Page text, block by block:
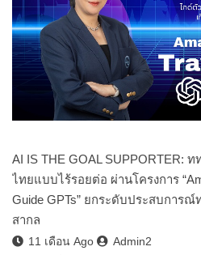
AI IS THE GOAL SUPPORTER:
ไทยแบบไร้รอยต่อ ผ่านโครงการ
Guide GPTs” ยกระดับประสบการณ์
สากล
11 เดือน Ago
Admin2